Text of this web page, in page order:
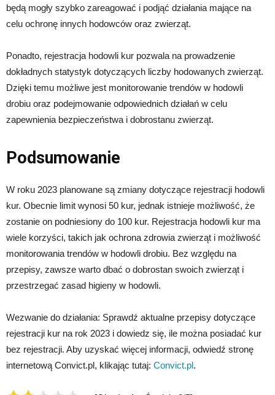
będą mogły szybko zareagować i podjąć działania mające na
celu ochronę innych hodowców oraz zwierząt.
Ponadto, rejestracja hodowli kur pozwala na prowadzenie
dokładnych statystyk dotyczących liczby hodowanych zwierząt.
Dzięki temu możliwe jest monitorowanie trendów w hodowli
drobiu oraz podejmowanie odpowiednich działań w celu
zapewnienia bezpieczeństwa i dobrostanu zwierząt.
Podsumowanie
W roku 2023 planowane są zmiany dotyczące rejestracji hodowli
kur. Obecnie limit wynosi 50 kur, jednak istnieje możliwość, że
zostanie on podniesiony do 100 kur. Rejestracja hodowli kur ma
wiele korzyści, takich jak ochrona zdrowia zwierząt i możliwość
monitorowania trendów w hodowli drobiu. Bez względu na
przepisy, zawsze warto dbać o dobrostan swoich zwierząt i
przestrzegać zasad higieny w hodowli.
Wezwanie do działania: Sprawdź aktualne przepisy dotyczące
rejestracji kur na rok 2023 i dowiedz się, ile można posiadać kur
bez rejestracji. Aby uzyskać więcej informacji, odwiedź stronę
internetową Convict.pl, klikając tutaj: Convict.pl.